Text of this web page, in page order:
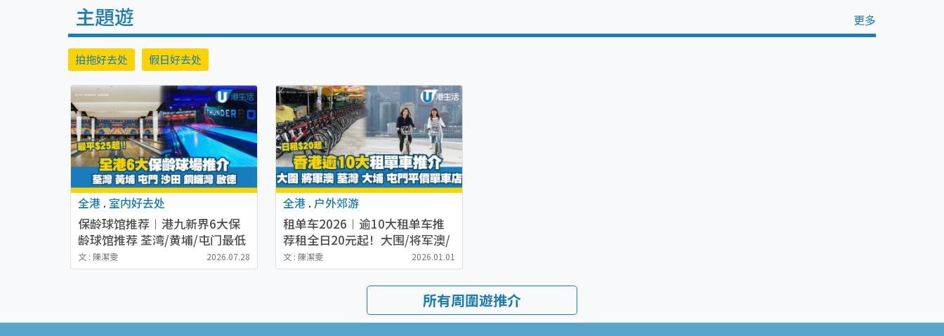
主題遊 更多
拍拖好去处 假日好去处
全港 . 室内好去处
保龄球馆推荐︱港九新界6大保
龄球馆推荐 荃湾/黄埔/屯门最低
价格25元起
文 : 陳潔雯 2026.07.28
全港 .户外郊游
租单车2026︱逾10大租单车推
荐租全日20元起！大围/将军澳/
马鞍山/大埔/荃湾/屯门
文 : 陳潔雯 2026.01.01
所有周圍遊推介